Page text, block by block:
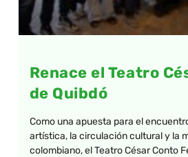
Renace el Teatro
de Quibdó
Como una apuesta para el
artística, la circulación cultural y la
colombiano, el Teatro César Conto